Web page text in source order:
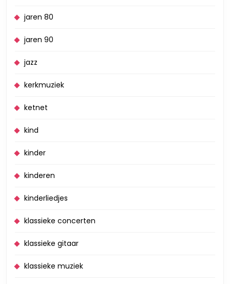
jaren 80
jaren 90
jazz
kerkmuziek
ketnet
kind
kinder
kinderen
kinderliedjes
klassieke concerten
klassieke gitaar
klassieke muziek